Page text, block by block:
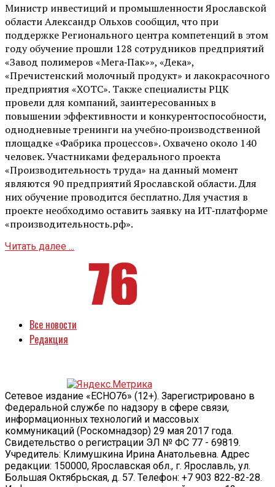
Министр инвестиций и промышленности Ярославской
области Александр Ольхов сообщил, что при
поддержке Регионального центра компетенций в этом
году обучение прошли 128 сотрудников предприятий
«Завод полимеров «Мега‑Пак»», «Дека»,
«Пречистенский молочный продукт» и лакокрасочного
предприятия «ХОТС». Также специалисты РЦК
провели для компаний, заинтересованных в
повышении эффективности и конкурентоспособности,
однодневные тренинги на учебно‑производственной
площадке «Фабрика процессов». Охвачено около 140
человек. Участниками федерального проекта
«Производительность труда» на данный момент
являются 90 предприятий Ярославской области. Для
них обучение проводится бесплатно. Для участия в
проекте необходимо оставить заявку на ИТ‑платформе
«производительность.рф».
Читать далее ...
Все новости
Редакция
Сетевое издание «ECHO76» (12+). Зарегистрировано в
Федеральной службе по надзору в сфере связи,
информационных технологий и массовых
коммуникаций (Роскомнадзор) 29 мая 2017 года.
Свидетельство о регистрации ЭЛ № ФС 77 - 69819.
Учредитель: Климушкина Ирина Анатольевна. Адрес
редакции: 150000, Ярославская обл., г. Ярославль, ул.
Большая Октябрьская, д. 57. Телефон: +7 903 822-82-28.